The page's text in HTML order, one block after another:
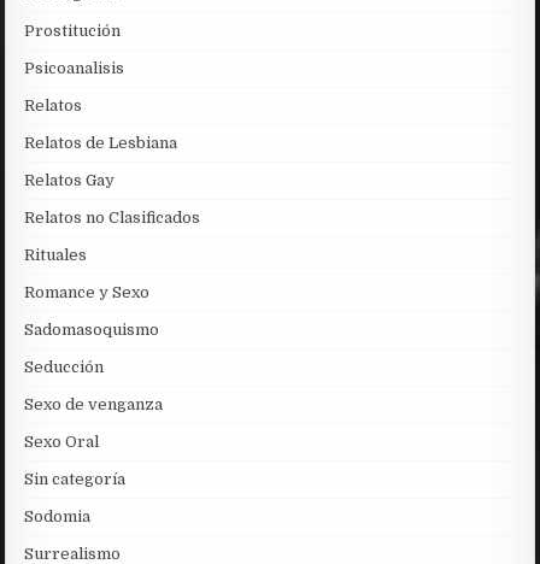
Prostitución
Psicoanalisis
Relatos
Relatos de Lesbiana
Relatos Gay
Relatos no Clasificados
Rituales
Romance y Sexo
Sadomasoquismo
Seducción
Sexo de venganza
Sexo Oral
Sin categoría
Sodomia
Surrealismo